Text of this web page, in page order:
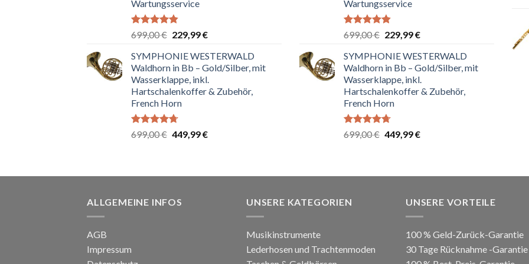
Wartungsservice
Bewertet
4.83
von 5
699,00€ Ursprünglicher
war:
699,00 €
229,99€Aktueller
ist:
229,99 €.
SYMPHONIE WESTERWALD
Waldhorn in Bb – Gold/Silber, mit
Wasserklappe, inkl.
Hartschalenkoffer & Zubehör,
French Horn
Bewertet
4.67
699,00€ Ursprünglicher
449,99€Aktueller
Wartungsservice
Bewertet
4.83
von 5
699,00€ Ursprünglicher
war:
699,00 €
229,99€Aktueller
ist:
229,99 €.
SYMPHONIE WESTERWALD
Waldhorn in Bb – Gold/Silber, mit
Wasserklappe, inkl.
Hartschalenkoffer & Zubehör,
French Horn
Bewertet
4.67
699,00€ Ursprünglicher
449,99€Aktueller
ALLGEMEINE INFOS
AGB
Impressum
UNSERE KATEGORIEN
Musikinstrumente
Lederhosen und Trachtenmoden
UNSERE VORTEILE
100 % Geld-Zurück-Garantie
30 Tage Rücknahme -Garantie